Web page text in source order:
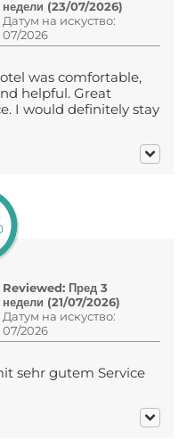
недели (23/07/2026)
Датум на искуство:
07/2026
was comfortable,
helpful. Great
I would definitely stay
Reviewed: Пред 3
недели (21/07/2026)
Датум на искуство:
07/2026
sehr gutem Service